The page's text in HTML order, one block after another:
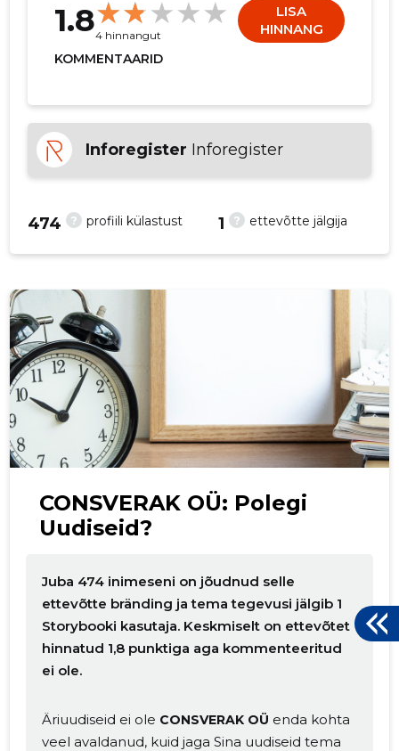
1.84 hinnangut
LISA
HINNANG
KOMMENTAARID
Inforegister Inforegister
? profiili külastust
474 ? ettevõtte jälgija
1
CONSVERAK OÜ: Polegi
Uudiseid?
Juba 474 inimeseni on jõudnud selle
ettevõtte bränding ja tema tegevusi jälgib 1
Storybooki kasutaja. Keskmiselt on ettevõtet
hinnatud 1,8 punktiga aga kommenteeritud
ei ole.
Äriuudiseid ei ole CONSVERAK OÜ enda kohta
veel avaldanud, kuid jaga Sina uudiseid tema